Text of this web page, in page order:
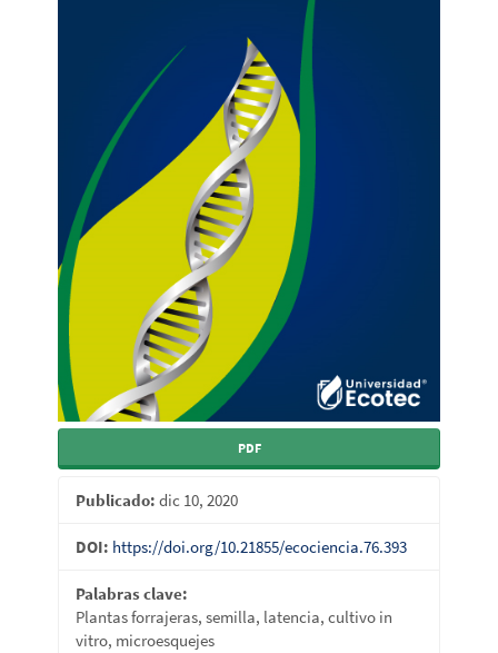
PDF
Publicado: dic 10, 2020
DOI: https://doi.org/10.21855/ecociencia.76.393
Palabras clave:
Plantas forrajeras, semilla, latencia, cultivo in
vitro, microesquejes